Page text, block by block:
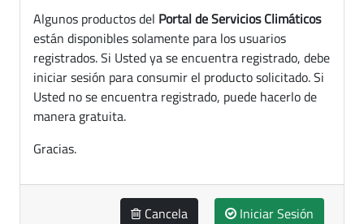
Algunos productos del Portal de Servicios Climáticos
están disponibles solamente para los usuarios
registrados. Si Usted ya se encuentra registrado, debe
iniciar sesión para consumir el producto solicitado. Si
Usted no se encuentra registrado, puede hacerlo de
manera gratuita.
Gracias.
Cancela Iniciar Sesión